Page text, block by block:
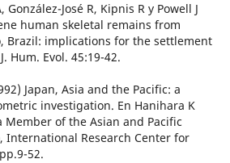
González-José R, Kipnis R y Powell J
human skeletal remains from
Brazil: implications for the settlement
Hum. Evol. 45:19-42.
Japan, Asia and the Pacific: a
investigation. En Hanihara K
Member of the Asian and Pacific
International Research Center for
52.